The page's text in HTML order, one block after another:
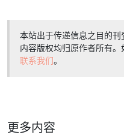
本站出于传递信息之目的刊
内容版权均归原作者所有
联系我们。
更多内容